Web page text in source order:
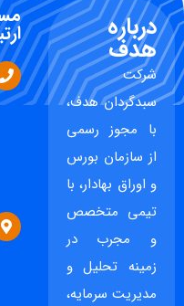
درباره
هدف
شرکت
سبدگردان هدف،
با مجوز رسمی
از سازمان بورس
و اوراق بهادار، با
تیمی متخصص
و مجرب در
زمینه تحلیل و
مدیریت سرمایه،